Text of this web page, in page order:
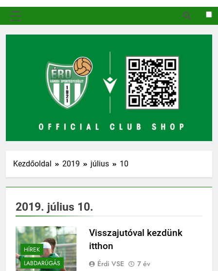
Kezdőoldal 2019 július 10
2019. július 10.
HÍREK
LABDARÚGÁS
Visszajutóval kezdünk
itthon
Érdi VSE
7 év